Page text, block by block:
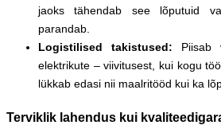
jaoks tähendab see lõputuid
parandab.
Logistilised takistused: Piisab
elektrikute – viivitusest, kui kogu
lükkab edasi nii maalritööd kui ka
Terviklik lahendus kui